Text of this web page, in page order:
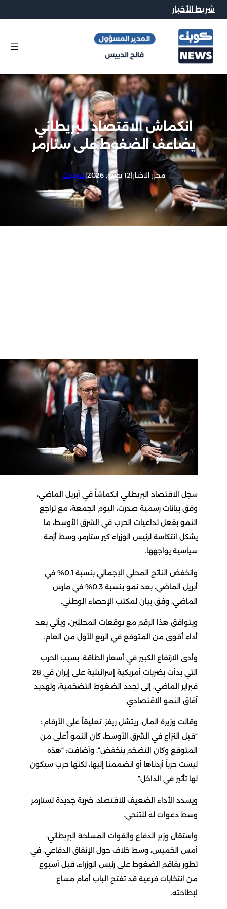
شريط الأخبار
انكماش الاقتصاد البريطاني
يضاعف الضغوط على ستارمر
محرر الاخبار|12 يونيو, 2026 |خارجيات
سجل الاقتصاد البريطاني انكماشاً في أبريل الماضي،
وفق بيانات رسمية صدرت، اليوم الجمعة، مع تراجع
النمو بفعل تداعيات الحرب في الشرق الأوسط، ما
يشكل انتكاسة لرئيس الوزراء كير ستارمر، وسط أزمة
سياسية يواجهها.
وانخفض الناتج المحلي الإجمالي بنسبة 0.1% في
أبريل الماضي، بعد نمو بنسبة 0.3% في مارس
الماضي، وفق بيان لمكتب الإحصاء الوطني.
ويتوافق هذا الرقم مع توقعات المحللين، ويأتي بعد
أداء أقوى من المتوقع في الربع الأول من العام.
وأدى الارتفاع الكبير في أسعار الطاقة، بسبب الحرب
التي بدأت بضربات أمريكية إسرائيلية على إيران في 28
فبراير الماضي، إلى تجدد الضغوط التضخمية، وتهديد
آفاق النمو الاقتصادي.
وقالت وزيرة المال، ريتشل ريفز، تعليقاً على الأرقام،:
“قبل النزاع في الشرق الأوسط، كان النمو أعلى من
المتوقع وكان التضخم ينخفض”. وأضافت: “هذه
ليست حرباً أردناها أو انضممنا إليها، لكنها حرب سيكون
لها تأثير في الداخل”.
ويسدد الأداء الضعيف للاقتصاد، ضربة جديدة لستارمر
وسط دعوات له للتنحي.
واستقال وزير الدفاع والقوات المسلحة البريطاني،
أمس الخميس، وسط خلاف حول الإنفاق الدفاعي، في
تطور يفاقم الضغوط على رئيس الوزراء، قبل أسبوع
من انتخابات فرعية قد تفتح الباب أمام مساع
لإطاحته.